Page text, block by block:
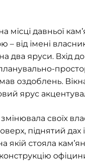
місці давньої
– від імені
два яруси. Вхід
планувально-
оздоблень.
ярус
своїх
піднятий дах
якій стояла